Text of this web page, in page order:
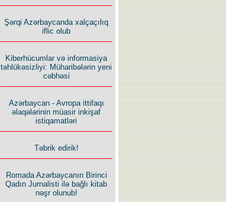
Şərqi Azərbaycanda xalçaçılıq
iflic olub
Kiberhücumlar və informasiya
təhlükəsizliyi: Müharibələrin yeni
cəbhəsi
Azərbaycan - Avropa ittifaqı
əlaqələrinin müasir inkişaf
istiqamatləri
Təbrik edirik!
Romada Azərbaycanın Birinci
Qadın Jurnalisti ilə bağlı kitab
nəşr olunub!